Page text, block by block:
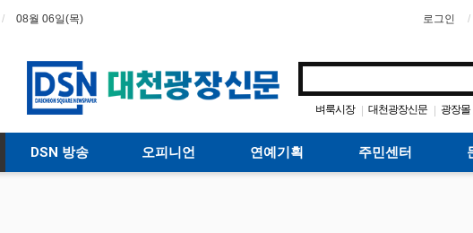
08월 06일(목) 로그인
벼룩시장 | 대천광장신문 | 광장몰
DSN 방송 오피니언 연예기획 주민센터